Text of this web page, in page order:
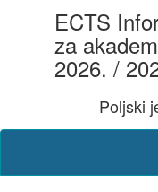
ECTS
za
2026. /
Poljski